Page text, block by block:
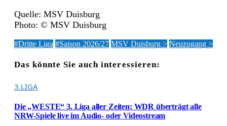
Quelle: MSV Duisburg
Photo: © MSV Duisburg
#Dritte Liga #Saison 2026/27 MSV Duisburg > Neuzugang >
Das könnte Sie auch interessieren:
3.LIGA
Die „WESTE“ 3. Liga aller Zeiten: WDR überträgt alle
NRW-Spiele live im Audio- oder Videostream